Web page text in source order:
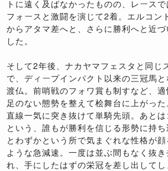
トに遠く及ばなかったものの、レース
フォースと激闘を演じて2着。エルコン
からアタマ差へと、さらに勝利へと近
した。
そして2年後、ナカヤマフェスタと同じ
で、ディープインパクト以来の三冠馬
渡仏。前哨戦のフォワ賞も制すなど、
足のない態勢を整えて桧舞台に上がっ
直線一気に突き抜けて単騎先頭。あと
という、誰もが勝利を信じる形勢に持
とわずかという所で気まぐれな性格が
ような急減速。一度は並ぶ間もなく抜
れ、手にしたはずの栄冠を差し出してし